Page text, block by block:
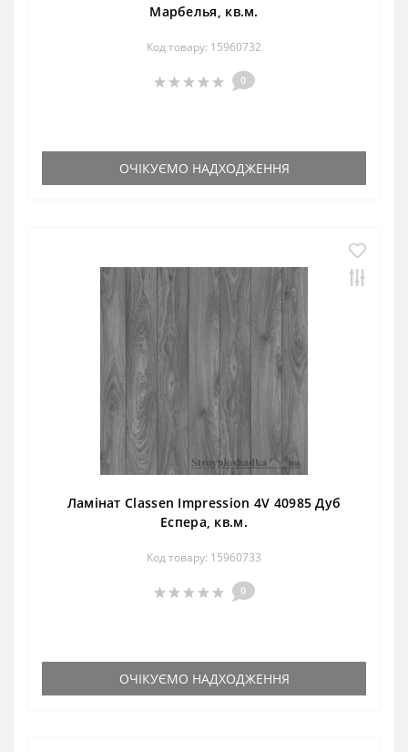
Марбелья, кв.м.
Код товару: 15960732
0
ОЧІКУЄМО НАДХОДЖЕННЯ
Ламінат Classen Impression 4V 40985 Дуб
Еспера, кв.м.
Код товару: 15960733
0
ОЧІКУЄМО НАДХОДЖЕННЯ